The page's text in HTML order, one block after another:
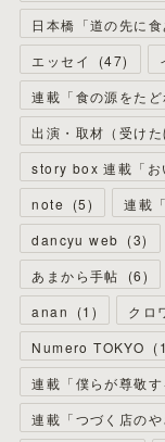
日本橋「道の先に食
エッセイ
(47)
連載「食の源をた
出演・取材（受けた
story box 連載「お
note
(5) 連載
dancyu web (3)
あまから手帖
(6)
anan
(1 ) クロ
Numero TOKYO (1
連載「僕らが尊敬
連載「つづく店の